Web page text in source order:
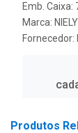
Emb. Caixa:
Marca:
Fornecedor:
Produtos